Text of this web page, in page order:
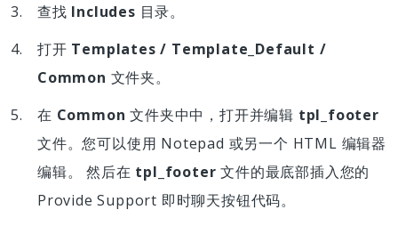
查找 Includes 目录。
打开 Templates / Template_Default /
Common 文件夹。
在 Common 文件夹中中，打开并编辑 tpl_footer
文件。您可以使用 Notepad 或另一个 HTML 编辑器
编辑。 然后在 tpl_footer 文件的最底部插入您的
Provide Support 即时聊天按钮代码。